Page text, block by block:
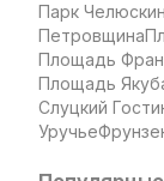
Парк
Петровщина
Площадь
Площадь
Слуцкий
Уручье